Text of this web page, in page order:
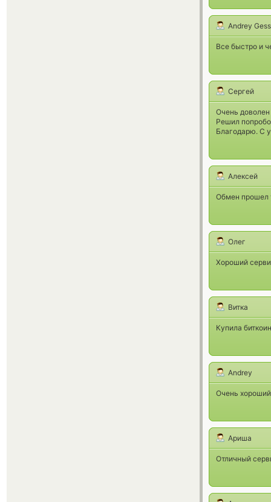
Andrey Gess
Все быстро и
Сергей
Очень доволен
Решил
Благодарю. С
Алексей
Обмен прошел
Олег
Хороший
Витка
Купила
Andrey
Очень
Ариша
Отличный